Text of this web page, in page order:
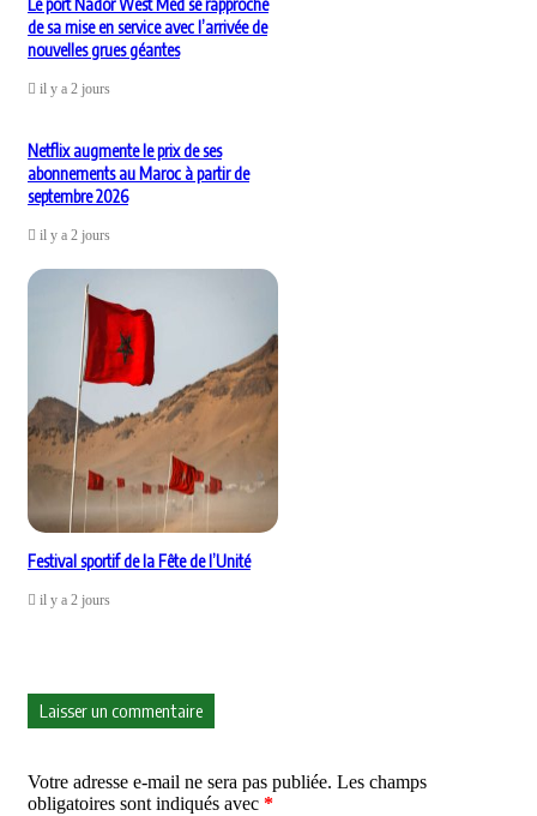
de sa mise en service avec l’arrivée de
nouvelles grues géantes
il y a 2 jours
Netflix augmente le prix de ses
abonnements au Maroc à partir de
septembre 2026
il y a 2 jours
Festival sportif de la Fête de l’Unité
il y a 2 jours
Laisser un commentaire
Votre adresse e-mail ne sera pas publiée. Les champs
obligatoires sont indiqués avec *